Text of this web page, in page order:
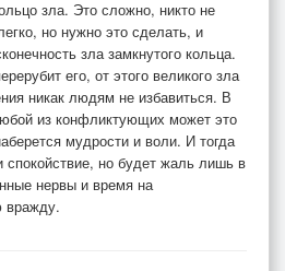
зла. Это сложно, никто не
но нужно это сделать, и
зла замкнутого кольца.
его, от этого великого зла
никак людям не избавиться. В
из конфликтующих может это
мудрости и воли. И тогда
спокойствие, но будет жаль лишь в
нервы и время на
вражду.